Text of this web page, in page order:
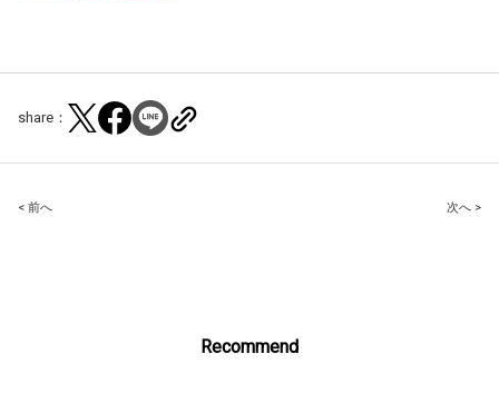
share：
Post
< 前へ 次へ >
Recommend